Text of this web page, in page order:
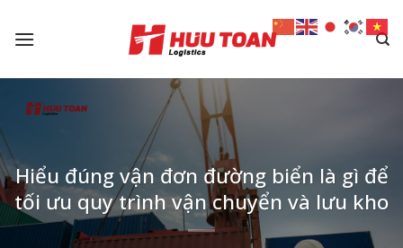
Hiểu đúng vận đơn đường biển là gì để
tối ưu quy trình vận chuyển và lưu kho